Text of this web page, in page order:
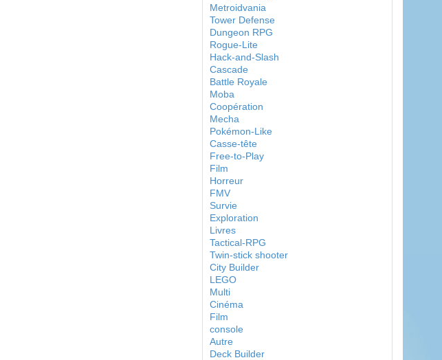
Metroidvania
Tower Defense
Dungeon RPG
Rogue-Lite
Hack-and-Slash
Cascade
Battle Royale
Moba
Coopération
Mecha
Pokémon-Like
Casse-tête
Free-to-Play
Film
Horreur
FMV
Survie
Exploration
Livres
Tactical-RPG
Twin-stick shooter
City Builder
LEGO
Multi
Cinéma
Film
console
Autre
Deck Builder